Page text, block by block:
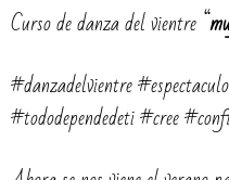
Curso de danza del vientre “
#danzadelvientre
#tododependedeti #cree